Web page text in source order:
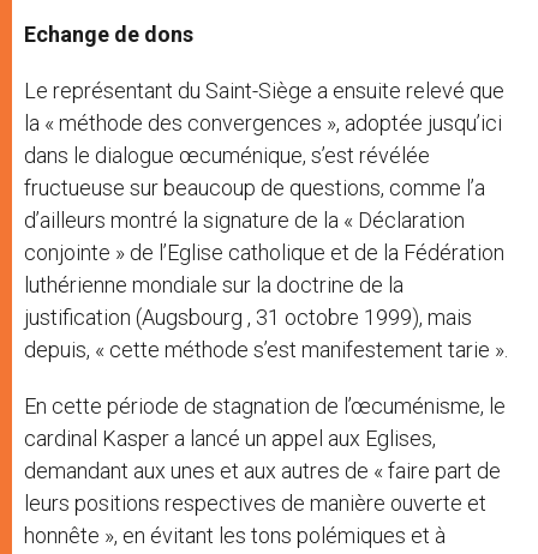
Echange de dons
Le représentant du Saint-Siège a ensuite relevé que
la « méthode des convergences », adoptée jusqu’ici
dans le dialogue œcuménique, s’est révélée
fructueuse sur beaucoup de questions, comme l’a
d’ailleurs montré la signature de la « Déclaration
conjointe » de l’Eglise catholique et de la Fédération
luthérienne mondiale sur la doctrine de la
justification (Augsbourg , 31 octobre 1999), mais
depuis, « cette méthode s’est manifestement tarie ».
En cette période de stagnation de l’œcuménisme, le
cardinal Kasper a lancé un appel aux Eglises,
demandant aux unes et aux autres de « faire part de
leurs positions respectives de manière ouverte et
honnête », en évitant les tons polémiques et à